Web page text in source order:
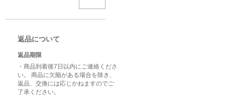
返品について
返品期限
・商品到着後7日以内にご連絡くださ
い。 商品に欠陥がある場合を除き、
返品、交換には応じかねますのでご
了承ください。